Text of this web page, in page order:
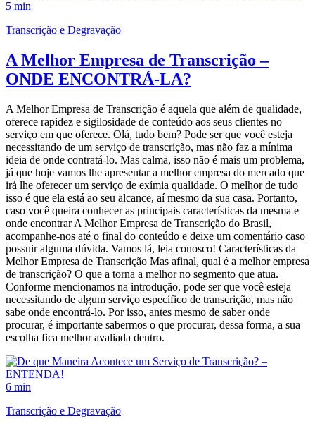
5 min
Transcrição e Degravação
A Melhor Empresa de Transcrição –
ONDE ENCONTRÁ-LA?
A Melhor Empresa de Transcrição é aquela que além de qualidade,
oferece rapidez e sigilosidade de conteúdo aos seus clientes no
serviço em que oferece. Olá, tudo bem? Pode ser que você esteja
necessitando de um serviço de transcrição, mas não faz a mínima
ideia de onde contratá-lo. Mas calma, isso não é mais um problema,
já que hoje vamos lhe apresentar a melhor empresa do mercado que
irá lhe oferecer um serviço de exímia qualidade. O melhor de tudo
isso é que ela está ao seu alcance, aí mesmo da sua casa. Portanto,
caso você queira conhecer as principais características da mesma e
onde encontrar A Melhor Empresa de Transcrição do Brasil,
acompanhe-nos até o final do conteúdo e deixe um comentário caso
possuir alguma dúvida. Vamos lá, leia conosco! Características da
Melhor Empresa de Transcrição Mas afinal, qual é a melhor empresa
de transcrição? O que a torna a melhor no segmento que atua.
Conforme mencionamos na introdução, pode ser que você esteja
necessitando de algum serviço específico de transcrição, mas não
sabe onde encontrá-lo. Por isso, antes mesmo de saber onde
procurar, é importante sabermos o que procurar, dessa forma, a sua
escolha fica melhor avaliada dentro.
6 min
Transcrição e Degravação